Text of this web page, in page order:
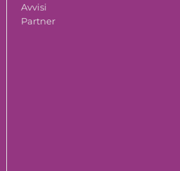
Avvisi
Partner